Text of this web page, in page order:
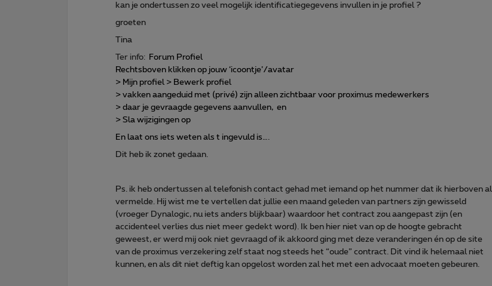
kan je ondertussen zo veel mogelijk identificatiegegevens invullen in je profiel ?
groeten
Tina
Ter info: Forum Profiel
Rechtsboven klikken op jouw ‘icoontje’/avatar
> Mijn profiel > Bewerk profiel
> vakken aangeduid met (privé) zijn alleen zichtbaar voor proximus medewerkers
> daar je gevraagde gegevens aanvullen, en
> Sla wijzigingen op
En laat ons iets weten als t ingevuld is….
Dit heb ik zonet gedaan.
Ps. ik heb ondertussen al telefonish contact gehad met iemand op het nummer dat ik hierboven al
vermelde. Hij wist me te vertellen dat jullie een maand geleden van partners zijn gewisseld
(vroeger Dynalogic, nu iets anders blijkbaar) waardoor het contract zou aangepast zijn (en
accidenteel verlies dus niet meer gedekt word). Ik ben hier niet van op de hoogte gebracht
geweest, er werd mij ook niet gevraagd of ik akkoord ging met deze veranderingen én op de site
van de proximus verzekering zelf staat nog steeds het “oude” contract. Dit vind ik helemaal niet
kunnen, en als dit niet deftig kan opgelost worden zal het met een advocaat moeten gebeuren.